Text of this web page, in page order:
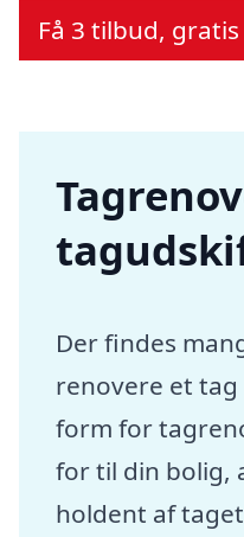
Få 3 tilbud,
Der findes
renovere et tag
form for
for til din bolig,
holdent af